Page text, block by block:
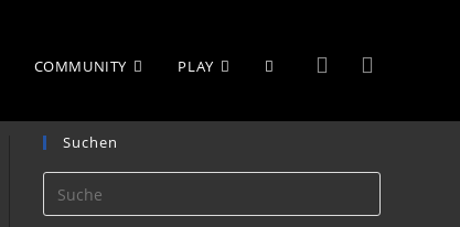
COMMUNITY PLAY WEBSITE-
Suchen